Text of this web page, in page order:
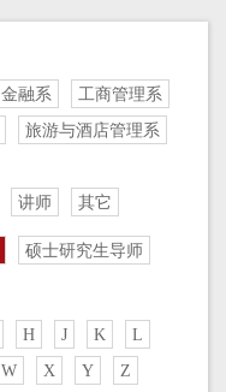
金融系
工商管理系
旅游与酒店管理系
讲师 其它
硕士研究生导师
H J K
L
W X Y Z